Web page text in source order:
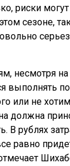
риски могут
сезоне,
несмотря
выполнять
или не
должна
В рублях
равно